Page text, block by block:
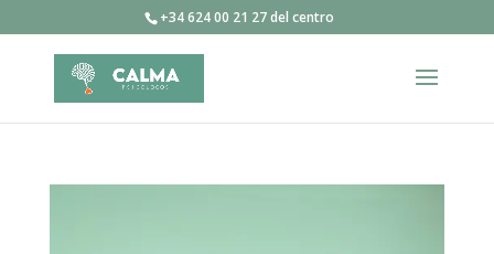
+34 624 00 21 27 del centro